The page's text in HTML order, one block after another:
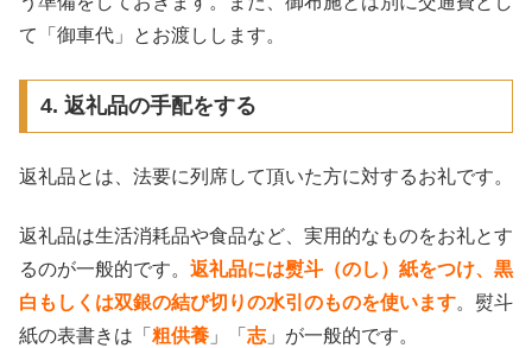
て「御車代」とお渡しします。
4. 返礼品の手配をする
返礼品とは、法要に列席して頂いた方に対するお礼です。
返礼品は生活消耗品や食品など、実用的なものをお礼とす
るのが一般的です。 返礼品には熨斗（のし）紙をつけ、黒
白もしくは双銀の結び切りの水引のものを使います。熨斗
紙の表書きは「 粗供養 」「 志 」が一般的です。